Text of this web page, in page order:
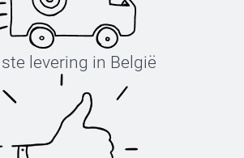
levering in België